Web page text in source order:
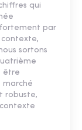
qui
par
contexte,
sortons
être
marché
robuste,